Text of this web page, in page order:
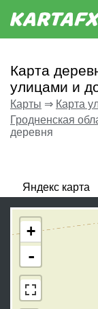
Карта
улицами и
Карты ⇒ Карта
Гродненская
деревня
Яндекс карта
+
-